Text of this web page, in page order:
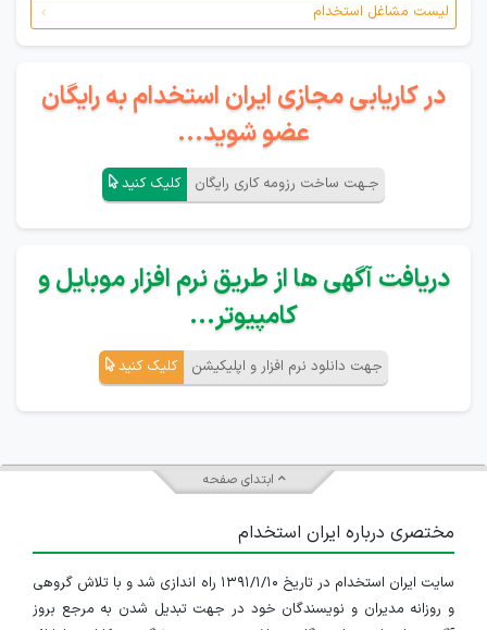
لیست مشاغل استخدام
در کاریابی مجازی ایران استخدام به رایگان
عضو شوید...
جـهت ساخت رزومه کاری رایگان کلیک کنید
دریافت آگهی ها از طریق نرم افزار موبایل و
کامپیوتر...
جهت دانلود نرم افزار و اپلیکیشن کلیک کنید
ابتدای صفحه
مختصری درباره ایران استخدام
سایت ایران استخدام در تاریخ ۱۳۹۱/۱/۱۰ راه اندازی شد و با تلاش گروهی
و روزانه مدیران و نویسندگان خود در جهت تبدیل شدن به مرجع بروز